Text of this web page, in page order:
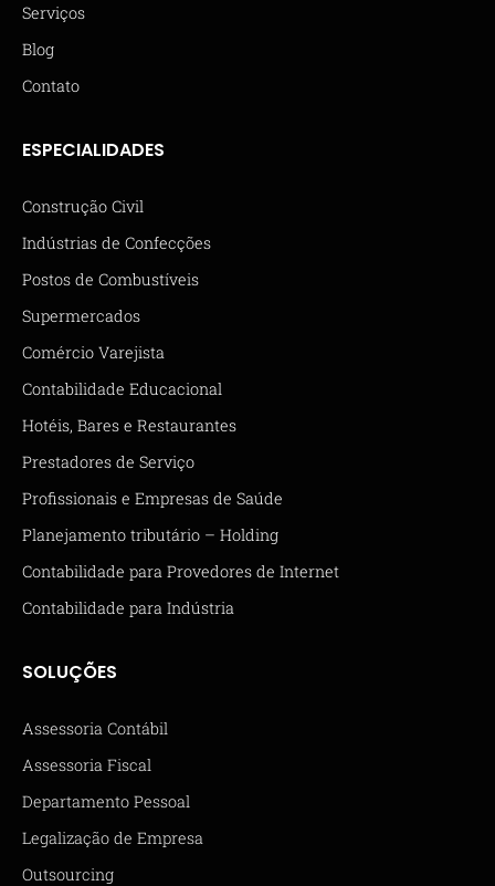
Serviços
Blog
Contato
ESPECIALIDADES
Construção Civil
Indústrias de Confecções
Postos de Combustíveis
Supermercados
Comércio Varejista
Contabilidade Educacional
Hotéis, Bares e Restaurantes
Prestadores de Serviço
Profissionais e Empresas de Saúde
Planejamento tributário – Holding
Contabilidade para Provedores de Internet
Contabilidade para Indústria
SOLUÇÕES
Assessoria Contábil
Assessoria Fiscal
Departamento Pessoal
Legalização de Empresa
Outsourcing